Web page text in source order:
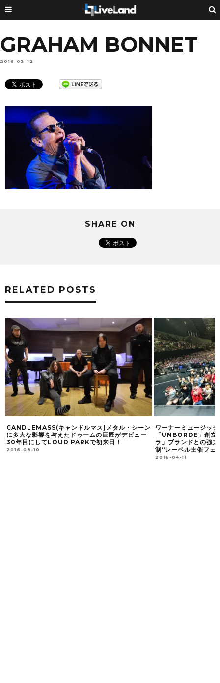
GRAHAM BONNET
2016-03-12
SHARE ON
RELATED POSTS
メタル・シーン
巨匠がデビュー
来日！
ワーナーミュージック・ジャパン内のレーベル
「UNBORDE」創立5周年記念！ 「コカ・コー
ラ」ブランドとの強力タッグによる″完全招待
制“レーベル主催フェス 熱狂ライブレポート！
ニュ
クシ
ー・